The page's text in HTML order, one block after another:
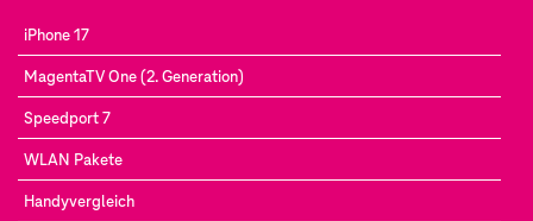
iPhone 17
MagentaTV One (2. Generation)
Speedport 7
WLAN Pakete
Handyvergleich